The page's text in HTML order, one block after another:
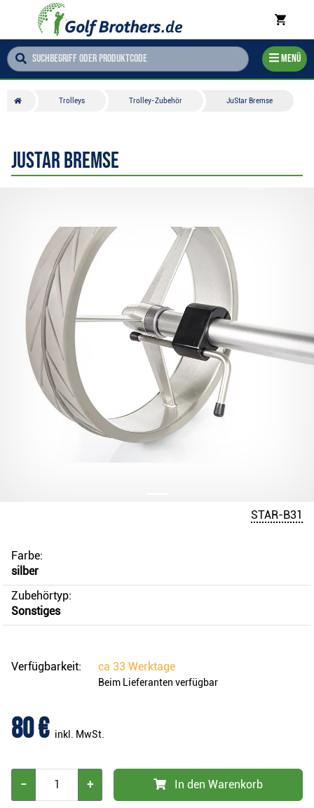
Menü
Trolleys Trolley-Zubehör JuStar Bremse
JuStar Bremse
STAR-B31
Farbe:
silber
Zubehörtyp:
Sonstiges
Verfügbarkeit: ca 33 Werktage
Beim Lieferanten verfügbar
80 € inkl. MwSt.
− + In den Warenkorb